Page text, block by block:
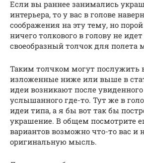
Если вы раннее занимались
интерьера, то у вас в голове
соображения на эту тему, но
ничего толкового в голову не
своеобразный толчок для полета
Таким толчком могут послужить
изложенные ниже или выше в
идеи возникают после
услышанного где-то. Тут же в
идеи типа, а я бы вот так бы
украшение. В общем посмотрите
вариантов возможно что-то вас и
оригинальную мысль.